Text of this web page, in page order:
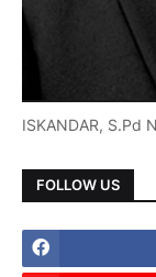
ISKANDAR, S.Pd
FOLLOW US